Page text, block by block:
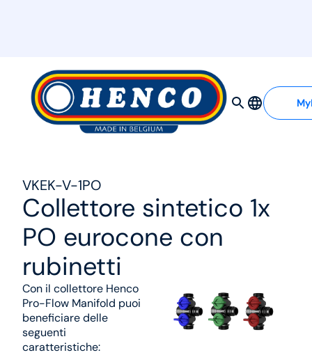
VKEK-V-1PO
Collettore sintetico 1x
PO eurocone con
rubinetti
Con il collettore Henco
Pro-Flow Manifold puoi
beneficiare delle
seguenti
caratteristiche: